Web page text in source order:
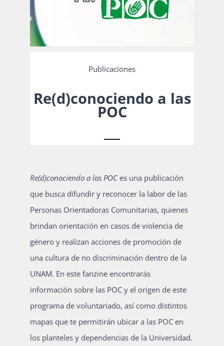
Blog
Súmate
Publicaciones
Bienvenida generación 2027-1
Publicaciones
Re(d)conociendo a las
POC
Re(d)conociendo a las POCes una publicación
que busca difundir y reconocer la labor de las
Personas Orientadoras Comunitarias, quienes
brindan orientación en casos de violencia de
género y realizan acciones de promoción de
una cultura de no discriminación dentro de la
UNAM. En este fanzine encontrarás
información sobre las POC y el origen de este
programa de voluntariado, así como distintos
mapas que te permitirán ubicar a las POC en
los planteles y dependencias de la Universidad.